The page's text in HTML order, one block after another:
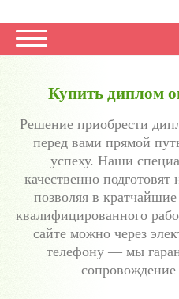
Купить диплом
Решение приобрести
перед вами прямой
успеху. Наши
качественно
позволяя в
квалифицированного
сайте можно через
телефону — мы